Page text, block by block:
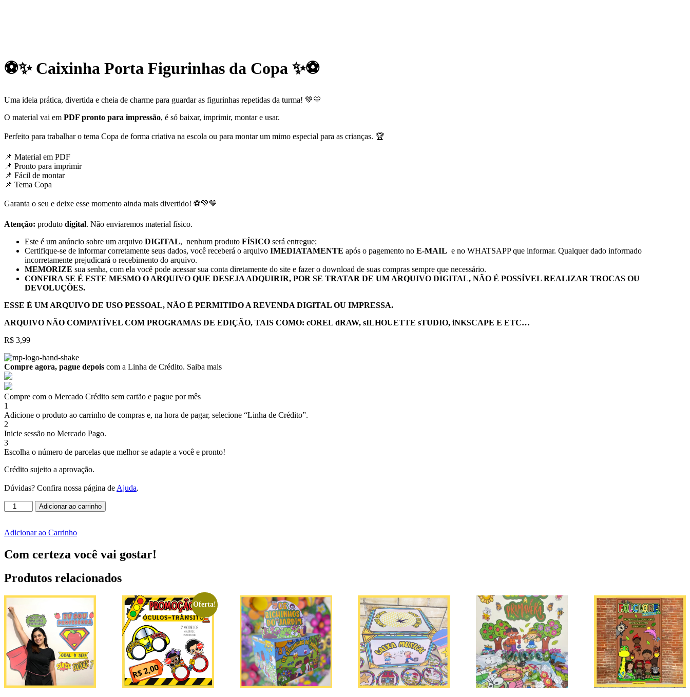
⚽✨ Caixinha Porta Figurinhas da Copa ✨⚽
Uma ideia prática, divertida e cheia de charme para guardar as figurinhas repetidas da turma! 💚💛
O material vai em PDF pronto para impressão, é só baixar, imprimir, montar e usar.
Perfeito para trabalhar o tema Copa de forma criativa na escola ou para montar um mimo especial para as crianças. 🏆
📌 Material em PDF
📌 Pronto para imprimir
📌 Fácil de montar
📌 Tema Copa
Garanta o seu e deixe esse momento ainda mais divertido! ⚽💚💛
Atenção: produto digital. Não enviaremos material físico.
Este é um anúncio sobre um arquivo DIGITAL, nenhum produto FÍSICO será entregue;
Certifique-se de informar corretamente seus dados, você receberá o arquivo IMEDIATAMENTE após o pagemento no E-MAIL e no WHATSAPP que informar. Qualquer dado informado
incorretamente prejudicará o recebimento do arquivo.
MEMORIZE sua senha, com ela você pode acessar sua conta diretamente do site e fazer o download de suas compras sempre que necessário.
CONFIRA SE É ESTE MESMO O ARQUIVO QUE DESEJA ADQUIRIR, POR SE TRATAR DE UM ARQUIVO DIGITAL, NÃO É POSSÍVEL REALIZAR TROCAS OU
DEVOLUÇÕES.
ESSE É UM ARQUIVO DE USO PESSOAL, NÃO É PERMITIDO A REVENDA DIGITAL OU IMPRESSA.
ARQUIVO NÃO COMPATÍVEL COM PROGRAMAS DE EDIÇÃO, TAIS COMO: cOREL dRAW, sILHOUETTE sTUDIO, iNKSCAPE E ETC…
R$ 3,99
Compre agora, pague depois com a Linha de Crédito. Saiba mais
Compre com o Mercado Crédito sem cartão e pague por mês
1
Adicione o produto ao carrinho de compras e, na hora de pagar, selecione “Linha de Crédito”.
2
Inicie sessão no Mercado Pago.
3
Escolha o número de parcelas que melhor se adapte a você e pronto!
Crédito sujeito a aprovação.
Dúvidas? Confira nossa página de Ajuda.
Caixinha
Porta
da
✨
⚽
quantidade
Adicionar ao carrinho
Adicionar ao Carrinho
Com certeza você vai gostar!
Produtos relacionados
Oferta!